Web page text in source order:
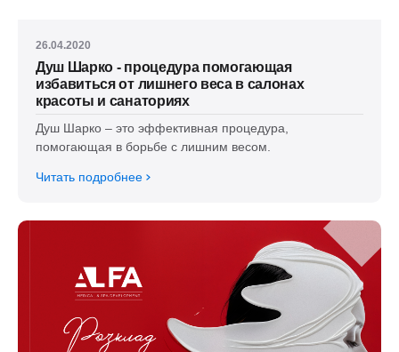
26.04.2020
Душ Шарко - процедура помогающая
избавиться от лишнего веса в салонах
красоты и санаториях
Душ Шарко – это эффективная процедура,
помогающая в борьбе с лишним весом.
Читать подробнее